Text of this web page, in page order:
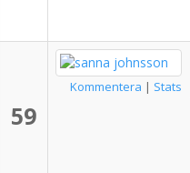
59
Kommentera | Stats